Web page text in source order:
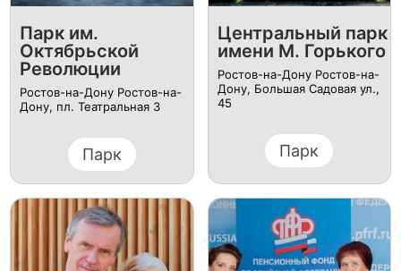
Парк им.
Октябрьской
Революции
Ростов-на-Дону Ростов-на-
Дону, пл. Театральная 3
Парк
Центральный парк
имени М. Горького
Ростов-на-Дону Ростов-на-
Дону, Большая Садовая ул.,
45
Парк